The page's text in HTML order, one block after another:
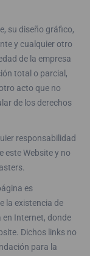
su diseño gráfico,
y cualquier otro
de la empresa
total o parcial,
acto que no
de los derechos
responsabilidad
este Website y no
es
la existencia de
Internet, donde
Dichos links no
para la